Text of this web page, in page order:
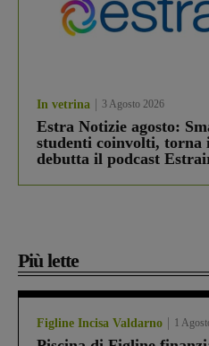
In vetrina 3 Agosto 2026
Estra Notizie agosto:
studenti coinvolti, torna
debutta il podcast
Più lette
Figline Incisa Valdarno 1